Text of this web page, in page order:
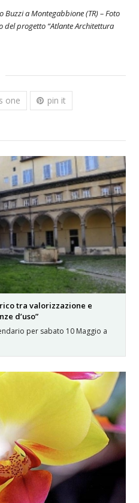
Buzzi a Montegabbione (TR) – Foto
del progetto “Atlante Architettura
one pin it
tra valorizzazione e
d’uso”
per sabato 10 Maggio a